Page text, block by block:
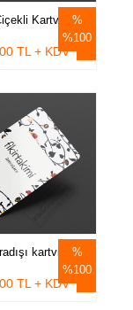
%100
Kartvizitler
TL + KDV
%100
kartvizitler
TL + KDV